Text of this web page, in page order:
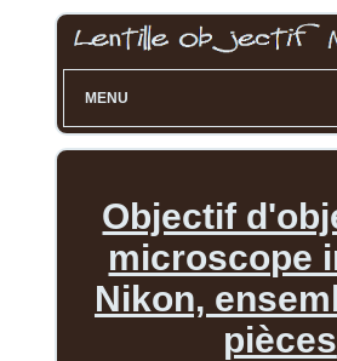
MENU
Objectif
microscope
Nikon,
pièces